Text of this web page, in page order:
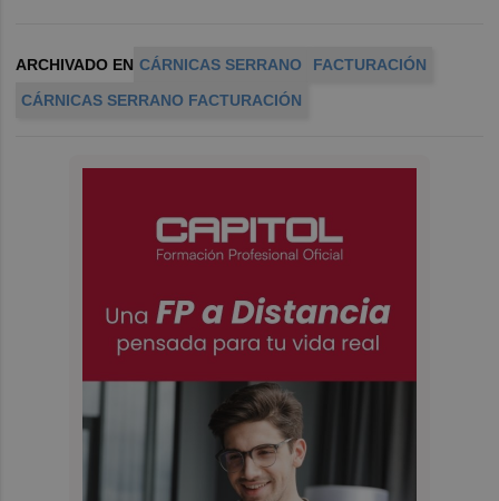
ARCHIVADO EN CÁRNICAS SERRANO
FACTURACIÓN
CÁRNICAS SERRANO FACTURACIÓN